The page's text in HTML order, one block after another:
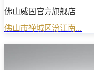
佛山威固官方旗舰店
佛山市禅城区汾江南...